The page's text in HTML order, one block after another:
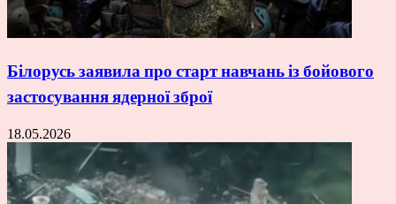
Білорусь заявила про старт навчань із бойового
застосування ядерної зброї
18.05.2026